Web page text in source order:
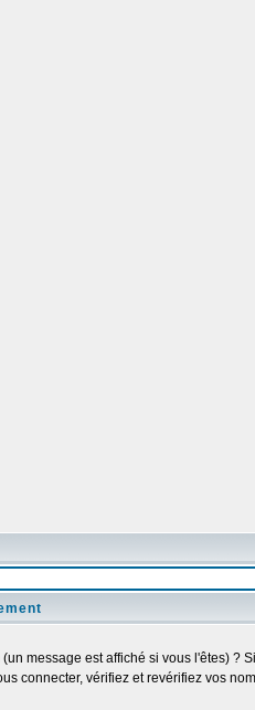
message est affiché si vous l'êtes) ?
connecter, vérifiez et revérifiez vos